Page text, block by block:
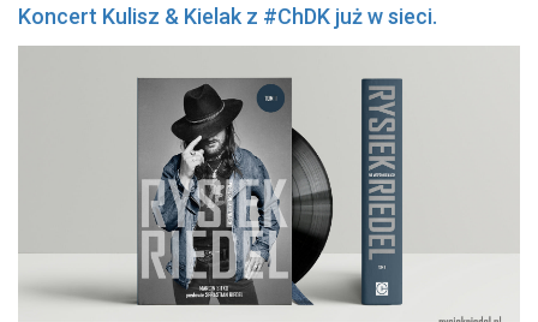
Koncert Kulisz & Kielak z #ChDK już w sieci.